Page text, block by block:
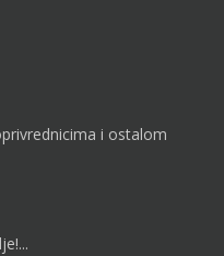
i ostalom